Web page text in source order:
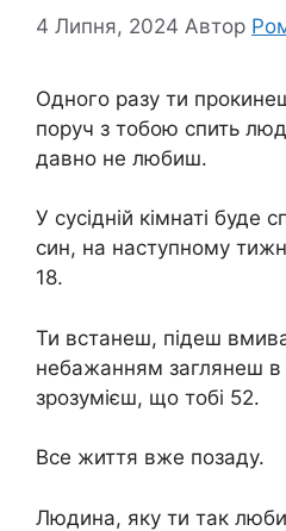
4 Липня, 2024 Автор
Одного разу ти
поруч з тобою спить
давно не любиш.
У сусідній кімнаті
син, на наступному
18.
Ти встанеш, підеш
небажанням заглянеш
зрозумієш, що тобі 52.
Все життя вже позаду.
Людина, яку ти так